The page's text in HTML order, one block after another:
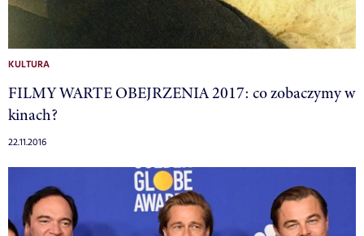
KULTURA
FILMY WARTE OBEJRZENIA 2017: co zobaczymy w
kinach?
22.11.2016